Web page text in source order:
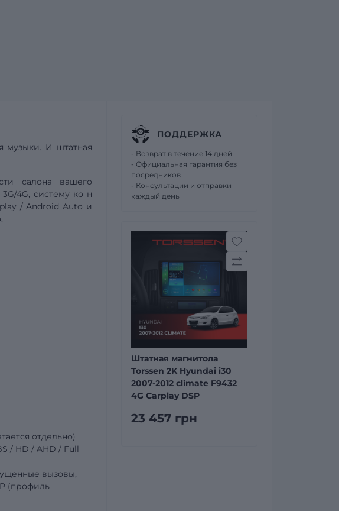
музыки. И штатная
салона вашего
4G, систему ко н
/ Android Auto и
отдельно)
/ HD / AHD / Full
вызовы,
(профиль
ПОДДЕРЖКА
- Возврат в течение 14 дней
- Официальная гарантия без
посредников
- Консультации и отправки
каждый день
Штатная магнитола
Torssen 2K Hyundai i30
2007-2012 climate F9432
4G Carplay DSP
23 457 грн